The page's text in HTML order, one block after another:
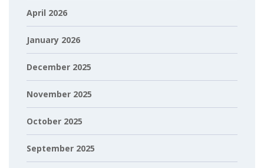
April 2026
January 2026
December 2025
November 2025
October 2025
September 2025